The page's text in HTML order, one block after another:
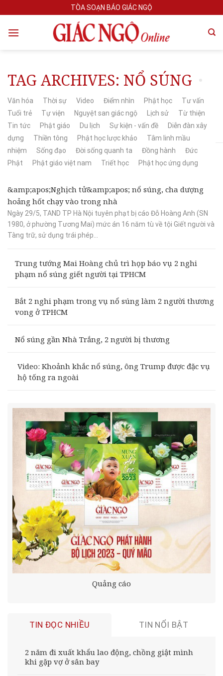
to
content
TÒA SOẠN BÁO GIÁC NGỘ
TAG ARCHIVES: NỔ SÚNG
Văn hóa Thời sự Video Điểm nhìn Phật học
Tư vấn
Tuổi trẻ
Tự viện Nguyệt san giác ngộ Lịch sử
Từ thiện
Tin tức
Phật giáo Du lịch Sự kiện - vấn đề
Diễn đàn xây
dựng
Thiền tông Phật học lược khảo
Tâm linh mầu
nhiệm
Sống đạo Đời sống quanh ta Đồng hành
Đức
Phật
Phật giáo việt nam Triết học Phật học ứng dụng
&amp;apos;Nghịch tử&amp;apos; nổ súng, cha dượng
hoảng hốt chạy vào trong nhà
Ngày 29/5, TAND TP Hà Nội tuyên phạt bị cáo Đỗ Hoàng Anh (SN
1980, ở phường Tương Mai) mức án 16 năm tù về tội Giết người và
Tàng trữ, sử dụng trái phép...
Trung tướng Mai Hoàng chủ trì họp báo vụ 2 nghi
phạm nổ súng giết người tại TPHCM
Bắt 2 nghi phạm trong vụ nổ súng làm 2 người thương
vong ở TPHCM
Nổ súng gần Nhà Trắng, 2 người bị thương
Video: Khoảnh khắc nổ súng, ông Trump được đặc vụ
hộ tống ra ngoài
Quảng cáo
TIN ĐỌC NHIỀU TIN NỔI BẬT
2 năm đi xuất khẩu lao động, chồng giật mình
khi gặp vợ ở sân bay